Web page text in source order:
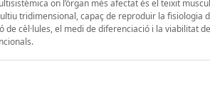
on l’òrgan més afectat és el teixit
tridimensional, capaç de reproduir la fisiologia
de cèl·lules, el medi de diferenciació i la viabilitat